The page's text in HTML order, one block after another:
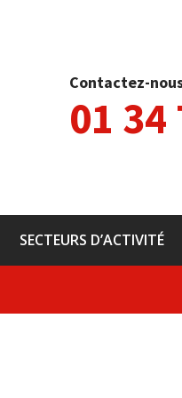
Contactez-
01 34
SECTEURS D’ACTIVITÉ